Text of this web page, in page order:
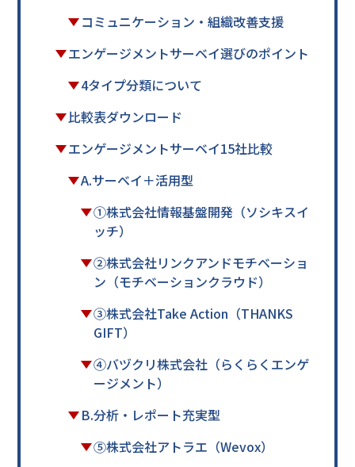
コミュニケーション・組織改善支援
エンゲージメントサーベイ選びのポイント
4タイプ分類について
比較表ダウンロード
エンゲージメントサーベイ15社比較
A.サーベイ＋活用型
①株式会社情報基盤開発（ソシキスイ
ッチ）
②株式会社リンクアンドモチベーショ
ン（モチベーションクラウド）
③株式会社Take Action（THANKS
GIFT）
④バヅクリ株式会社（らくらくエンゲ
ージメント）
B.分析・レポート充実型
⑤株式会社アトラエ（Wevox）